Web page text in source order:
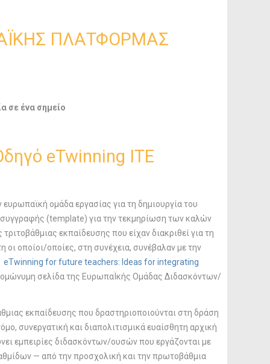
ΠΛΑΤΦΟΡΜΑΣ
σε ένα σημείο
eTwinning ITE
ομάδα εργασίας για τη δημιουργία του
(template) για την τεκμηρίωση των καλών
εκπαίδευσης που είχαν διακριθεί για τη
οποίοι/οποίες, στη συνέχεια, συνέβαλαν με την
eTwinning for future teachers: Ideas for integrating
ομώνυμη σελίδα της ΕυρωπαΪκής Ομάδας Διδασκόντων/
εκπαίδευσης που δραστηριοποιούνται στη δράση
συνεργατική και διαπολιτισμικά ευαίσθητη αρχική
εμπειρίες διδασκόντων/ουσών που εργάζονται με
— από την προσχολική και την πρωτοβάθμια